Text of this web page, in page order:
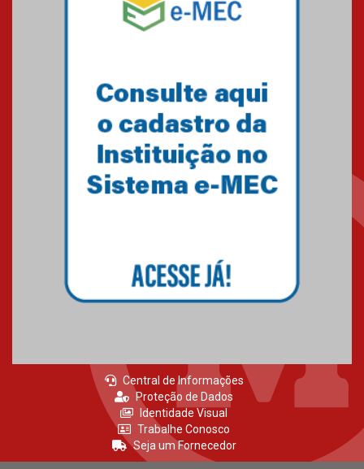
Mackenzie recepciona os
calouros do segundo semestre
Como o Colégio Mackenzie
Brasília prepara seus
estudantes para o PAS antes
mesmo do Ensino Médio
04.08.2026
Central de Informações
Proteção de Dados
Identidade Visual
Trabalhe Conosco
Seja um Fornecedor